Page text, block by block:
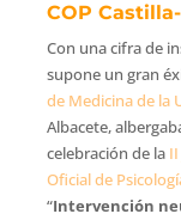
COP
Con una cifra de
supone un gran
de Medicina de la
Albacete,
celebración de la
Oficial de
“Intervención